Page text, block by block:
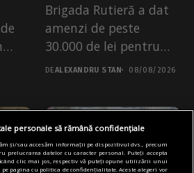
Brigada Rutieră a dat
amenzi de peste
30.000 de lei pentru
drifturi...
DEALEXANDRU STAN 08/08/2026
personale să rămână confidențiale
și/sau accesăm informații pe dispozitivul dvs., precum
prelucrarea datelor cu caracter personal. Puteți accepta
clic mai jos, respectiv vă puteți opune utilizării unui
pagina cu politica de confidențialitate. Aceste alegeri vor